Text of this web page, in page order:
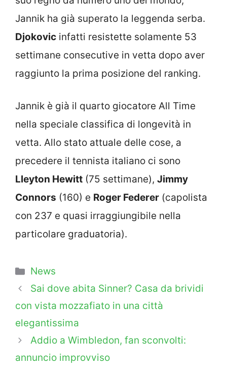
Jannik ha già superato la leggenda serba.
Djokovic infatti resistette solamente 53
settimane consecutive in vetta dopo aver
raggiunto la prima posizione del ranking.
Jannik è già il quarto giocatore All Time
nella speciale classifica di longevità in
vetta. Allo stato attuale delle cose, a
precedere il tennista italiano ci sono
Lleyton Hewitt (75 settimane), Jimmy
Connors (160) e Roger Federer (capolista
con 237 e quasi irraggiungibile nella
particolare graduatoria).
Categorie
News
Sai dove abita Sinner? Casa da brividi
con vista mozzafiato in una città
elegantissima
Addio a Wimbledon, fan sconvolti:
annuncio improvviso